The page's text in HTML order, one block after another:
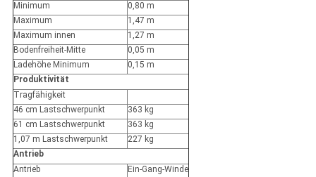
Minimum
0,80 m
Maximum
1,47 m
Maximum innen
1,27 m
Bodenfreiheit-Mitte
0,05 m
Ladehöhe Minimum
0,15 m
Produktivität
Tragfähigkeit
46 cm Lastschwerpunkt
363 kg
61 cm Lastschwerpunkt
363 kg
1,07 m Lastschwerpunkt
227 kg
Antrieb
Antrieb
Ein-Gang-Winde